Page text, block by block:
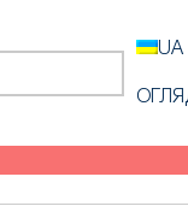
UA